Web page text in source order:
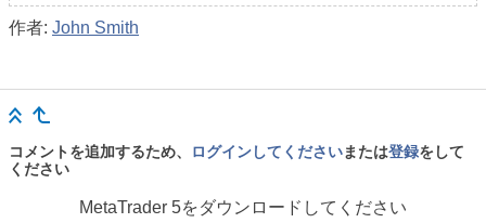
作者: John Smith
コメントを追加するため、 ログインしてくださいまたは登録をして
ください
MetaTrader 5をダウンロードしてください